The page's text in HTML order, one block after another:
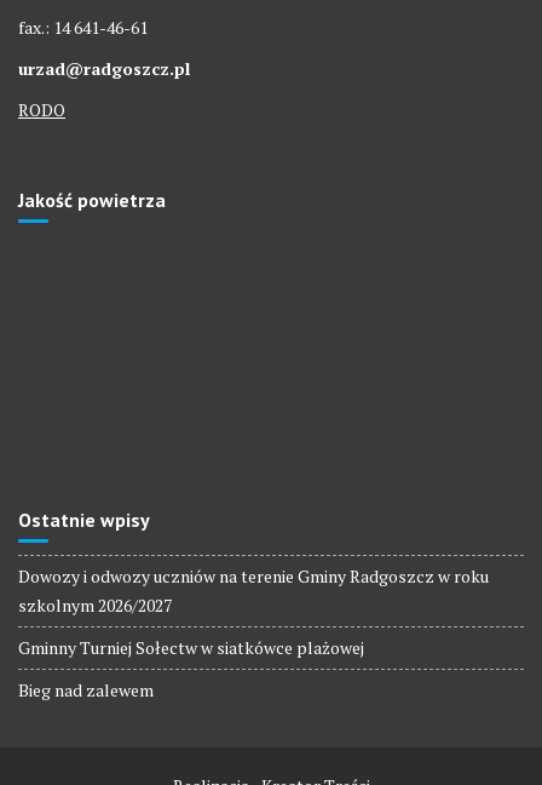
fax.: 14 641-46-61
urzad@radgoszcz.pl
RODO
Jakość powietrza
Ostatnie wpisy
Dowozy i odwozy uczniów na terenie Gminy Radgoszcz w roku
szkolnym 2026/2027
Gminny Turniej Sołectw w siatkówce plażowej
Bieg nad zalewem